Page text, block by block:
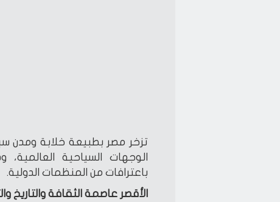
تزخر مصر بطبيعة خلابة
الوجهات السياحية
باعترافات من المنظمات الدولية.
الأقصر عاصمة الثقافة والتاريخ